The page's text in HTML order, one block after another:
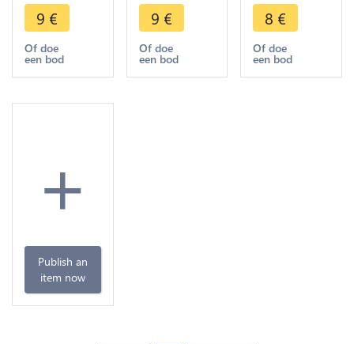
Emirates 1
Dirham
1973 ->
Make offer
9 €
Of doe
een bod
Emirates 10
Dirhams
1982 ->
Make offer
9 €
Of doe
een bod
Emirates 5
Dirhams
1995 ->
Make offer
8 €
Of doe
een bod
+
Publish an
item now